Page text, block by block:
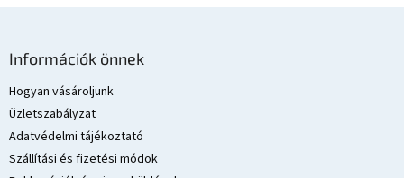
Információk önnek
Hogyan vásároljunk
Üzletszabályzat
Adatvédelmi tájékoztató
Szállítási és fizetési módok